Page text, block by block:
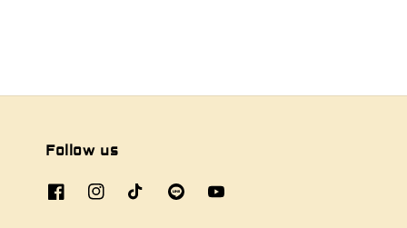
Follow us